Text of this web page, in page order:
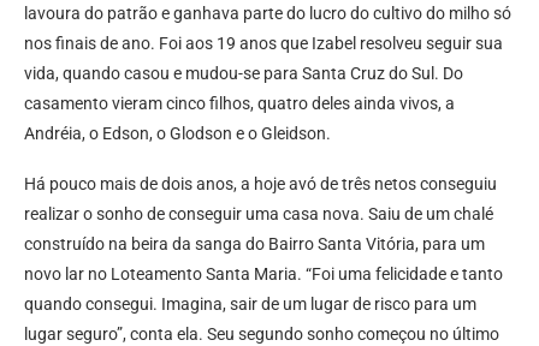
lavoura do patrão e ganhava parte do lucro do cultivo do milho só
nos finais de ano. Foi aos 19 anos que Izabel resolveu seguir sua
vida, quando casou e mudou-se para Santa Cruz do Sul. Do
casamento vieram cinco filhos, quatro deles ainda vivos, a
Andréia, o Edson, o Glodson e o Gleidson.
Há pouco mais de dois anos, a hoje avó de três netos conseguiu
realizar o sonho de conseguir uma casa nova. Saiu de um chalé
construído na beira da sanga do Bairro Santa Vitória, para um
novo lar no Loteamento Santa Maria. “Foi uma felicidade e tanto
quando consegui. Imagina, sair de um lugar de risco para um
lugar seguro”, conta ela. Seu segundo sonho começou no último